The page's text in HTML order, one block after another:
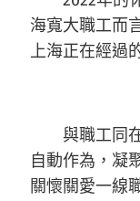
海寬大職工而
上海正在經過
與職工同在
自動作為，凝
關懷關愛一線